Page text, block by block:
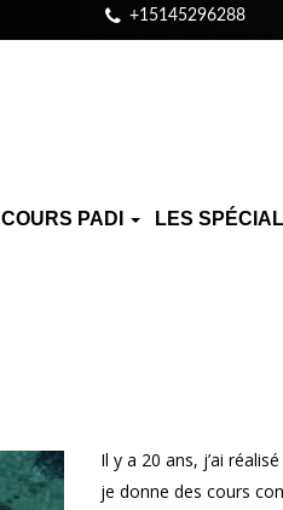
+15145296288
COURS PADI LES
Il y a 20 ans, j’ai
je donne des cours